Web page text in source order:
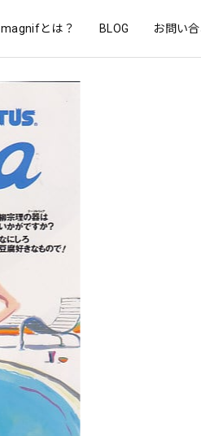
magnifとは？ BLOG お問い